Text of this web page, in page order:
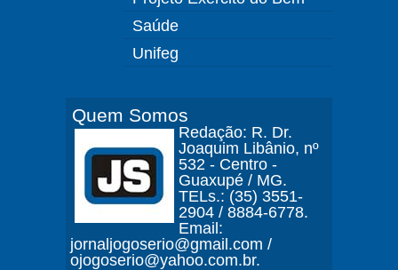
Saúde
Unifeg
Quem Somos
Redação: R. Dr.
Joaquim Libânio, nº
532 - Centro -
Guaxupé / MG.
TELs.: (35) 3551-
2904 / 8884-6778.
Email:
jornaljogoserio@gmail.com /
ojogoserio@yahoo.com.br.